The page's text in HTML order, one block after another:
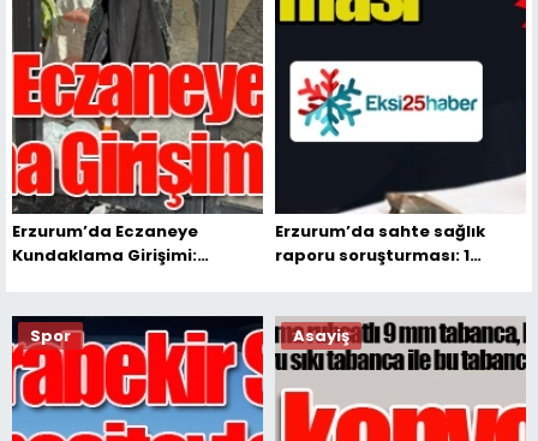
Erzurum’da Eczaneye
Kundaklama Girişimi:
Erzurum’da sahte sağlık
raporu soruşturması: 1
Spor Asayiş